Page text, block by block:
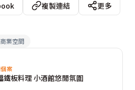
複製連結
更多
商業空間
案
鐵板料理 小酒館悠閒氛圍